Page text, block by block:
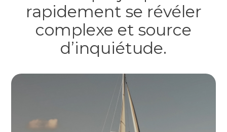
rapidement se révéler
complexe et source
d’inquiétude.